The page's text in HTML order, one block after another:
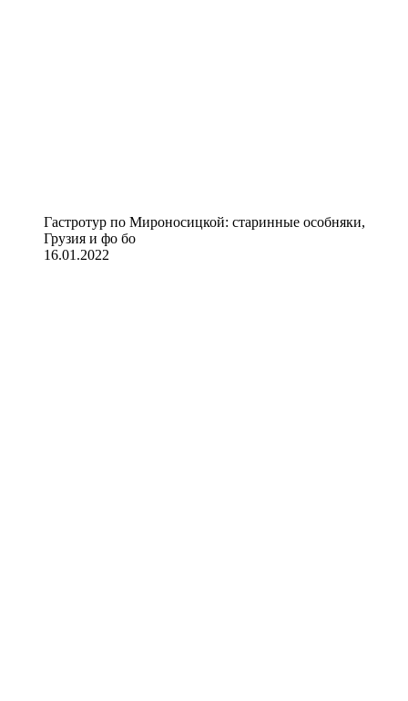
Гастротур по Мироносицкой: старинные особняки,
Грузия и фо бо
16.01.2022